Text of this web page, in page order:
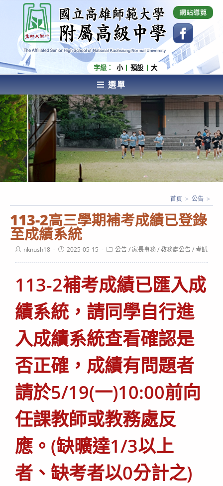
內
容
國立高雄師範大學附屬高級中學 Affiliated Senior
High School of National Kaohsiung Normal
University
字級： 小 預設 大
選單
AFFILIATED SENIOR HIGH SCHOOL OF NATIONAL
KAOHSIUNG NORMAL UNIVERSITY
113-2高三學期補考成績已登錄
至成績系統
首頁 > 公告 >
Postnknush18
Post2025-05-15
Post公告/ 家長事務/教務處公告/考試
113-2補考成績已匯入成
績系統，請同學自行進
入成績系統查看確認是
否正確，成績有問題者
請於5/19(一)10:00前向
任課教師或教務處反
應。(缺曠達1/3以上
者、缺考者以0分計之)